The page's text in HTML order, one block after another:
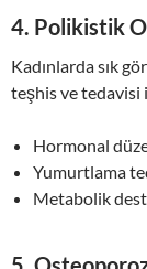
4. Polikistik
Kadınlarda sık
teşhis ve tedavisi
Hormonal
Yumurtlama
Metabolik